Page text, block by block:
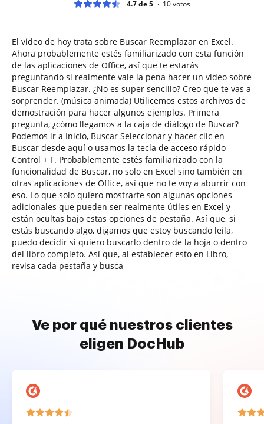
4.7 de 5 10votos
El video de hoy trata sobre Buscar Reemplazar en Excel.
Ahora probablemente estés familiarizado con esta función
de las aplicaciones de Office, así que te estarás
preguntando si realmente vale la pena hacer un video sobre
Buscar Reemplazar. ¿No es super sencillo? Creo que te vas a
sorprender. (música animada) Utilicemos estos archivos de
demostración para hacer algunos ejemplos. Primera
pregunta, ¿cómo llegamos a la caja de diálogo de Buscar?
Podemos ir a Inicio, Buscar Seleccionar y hacer clic en
Buscar desde aquí o usamos la tecla de acceso rápido
Control + F. Probablemente estés familiarizado con la
funcionalidad de Buscar, no solo en Excel sino también en
otras aplicaciones de Office, así que no te voy a aburrir con
eso. Lo que solo quiero mostrarte son algunas opciones
adicionales que pueden ser realmente útiles en Excel y
están ocultas bajo estas opciones de pestaña. Así que, si
estás buscando algo, digamos que estoy buscando leila,
puedo decidir si quiero buscarlo dentro de la hoja o dentro
del libro completo. Así que, al establecer esto en Libro,
revisa cada pestaña y busca
Ve por qué nuestros clientes
eligen DocHub